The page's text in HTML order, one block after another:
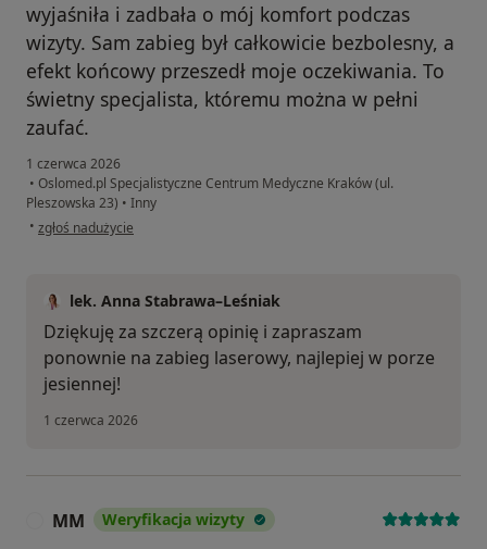
wyjaśniła i zadbała o mój komfort podczas
wizyty. Sam zabieg był całkowicie bezbolesny, a
efekt końcowy przeszedł moje oczekiwania. To
świetny specjalista, któremu można w pełni
zaufać.
1 czerwca 2026
• Oslomed.pl Specjalistyczne Centrum Medyczne Kraków (ul.
Pleszowska 23) • Inny
• w opinii użytkownika Izabela
zgłoś nadużycie
lek. Anna Stabrawa–Leśniak
Dziękuję za szczerą opinię i zapraszam
ponownie na zabieg laserowy, najlepiej w porze
jesiennej!
1 czerwca 2026
MM Weryfikacja wizyty